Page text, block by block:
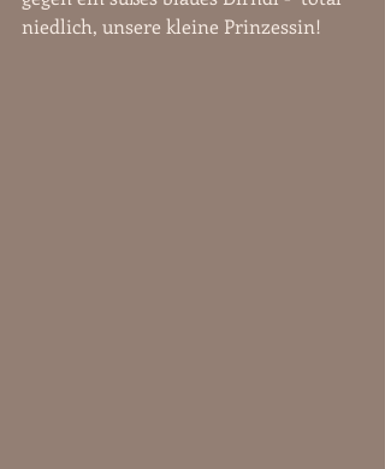
niedlich, unsere kleine Prinzessin!